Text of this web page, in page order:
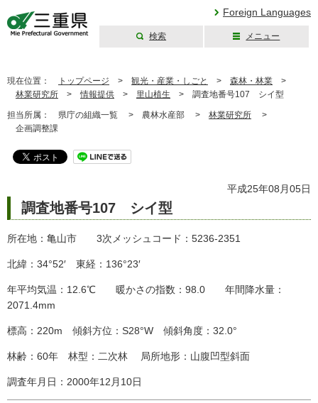
Foreign Languages
検索 メニュー
現在位置： トップページ > 観光・産業・しごと > 森林・林業 >
林業研究所 > 情報提供 > 里山植生 > 調査地番号107 シイ型
担当所属： 県庁の組織一覧 > 農林水産部 > 林業研究所 >
企画調整課
平成25年08月05日
調査地番号107 シイ型
所在地：亀山市 3次メッシュコード：5236-2351
北緯：34°52′ 東経：136°23′
年平均気温：12.6℃ 暖かさの指数：98.0 年間降水量：
2071.4mm
標高：220m 傾斜方位：S28°W 傾斜角度：32.0°
林齢：60年 林型：二次林 局所地形：山腹凹型斜面
調査年月日：2000年12月10日